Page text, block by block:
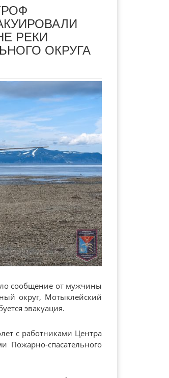
РЕКИ
ОКРУГА
сообщение от мужчины
округ, Мотыклейский
эвакуация.
с работниками Центра
Пожарно-спасательного